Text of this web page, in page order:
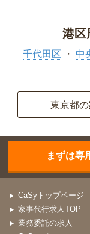
港区
千代田区 中
東京都
まずは専
CaSyトップページ
家事代行求人TOP
業務委託の求人